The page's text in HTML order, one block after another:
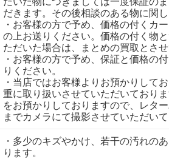
だきます。その後相談のある物に関
・お客様の方で予め、価格の付くカ
の上お送りください。価格の付く物
ただいた場合は、まとめの買取とさせ
・お客様の方で予め、保証と価格の
りください。
・当店ではお客様よりお預かりして
重に取り扱いさせていただいており
をお預かりしておりますので、レタ
までカメラにて撮影させていただいて
・多少のキズやかけ、若干の汚れの
ります。